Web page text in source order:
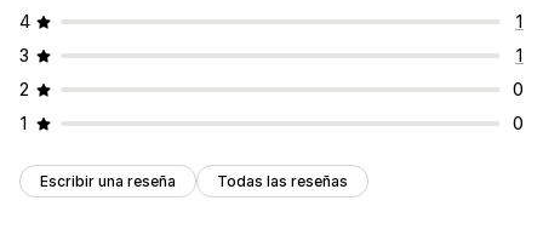
4
1
3
1
2
0
1
0
Escribir una reseña Todas las reseñas